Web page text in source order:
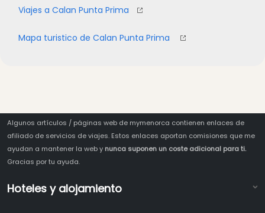
Viajes a Calan Punta Prima
Mapa turistico de Calan Punta Prima
Algunos artículos / páginas web de mymenorca contienen enlaces de
afiliado de servicios de viajes. Estos enlaces aportan comisiones que me
ayudan a mantener la web y nunca suponen un coste adicional para ti.
Gracias por tu ayuda.
Hoteles y alojamiento